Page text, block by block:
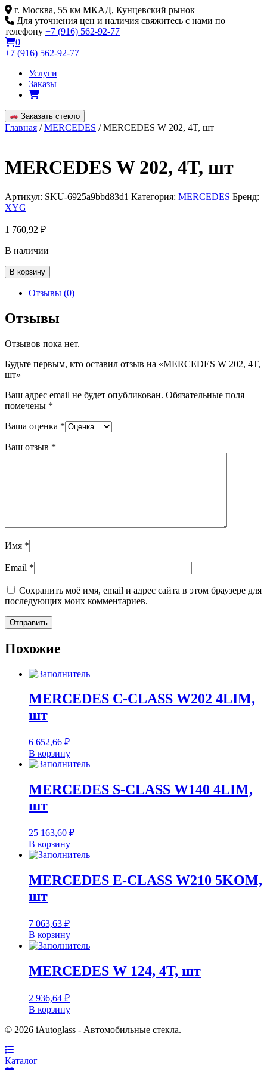
Skip
to
content
г. Москва, 55 км МКАД, Кунцевский рынок
Для уточнения цен и наличия свяжитесь с нами по
телефону +7 (916) 562-92-77
0
+7 (916) 562-92-77
Услуги
Заказы
Заказать стекло
Главная /MERCEDES / MERCEDES W 202, 4T, шт
MERCEDES W 202, 4T, шт
Артикул: SKU-6925a9bbd83d1 Категория: MERCEDES Бренд:
XYG
1 760,92 ₽
В наличии
Количество
товара
MERCEDES
202,
4T,
В корзину
Отзывы (0)
Отзывы
Отзывов пока нет.
Будьте первым, кто оставил отзыв на «MERCEDES W 202, 4T,
шт»
Ваш адрес email не будет опубликован. Обязательные поля
помечены *
Ваша оценка *
Ваш отзыв *
Имя *
Email *
Сохранить моё имя, email и адрес сайта в этом браузере для
последующих моих комментариев.
Похожие
MERCEDES C-CLASS W202 4LIM,
шт
6 652,66 ₽
В корзину
MERCEDES S-CLASS W140 4LIM,
шт
25 163,60 ₽
В корзину
MERCEDES E-CLASS W210 5KOM,
шт
7 063,63 ₽
В корзину
MERCEDES W 124, 4T, шт
2 936,64 ₽
В корзину
© 2026 iAutoglass - Автомобильные стекла.
Каталог